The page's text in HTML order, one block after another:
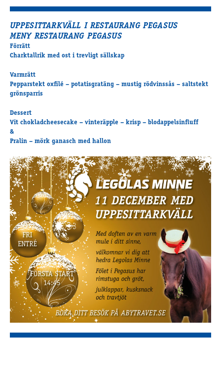
UPPESITTARKVÄLL I RESTAURANG PEGASUS
MENY RESTAURANG PEGASUS
Förrätt
Charktallrik med ost i trevligt sällskap
Varmrätt
Pepparstekt oxfilé – potatisgratäng – mustig rödvinssås – saltstekt
grönsparris
Dessert
Vit chokladcheesecake – vinteräpple – krisp – blodappelsinfluff
&
Pralin – mörk ganasch med hallon